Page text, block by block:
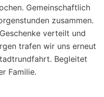
Gemeinschaftlich
zusammen.
verteilt und
trafen wir uns erneut
Begleitet
Familie.